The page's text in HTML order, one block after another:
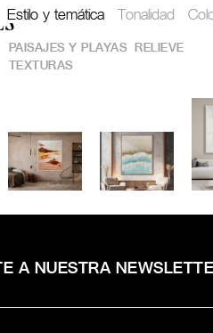
Estilo y temática Tonalidad
PAISAJES Y PLAYAS RELIEVE
TEXTURAS
A NUESTRA